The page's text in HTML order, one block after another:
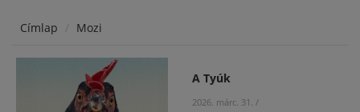
Címlap Mozi
A Tyúk
2026. márc. 31. /